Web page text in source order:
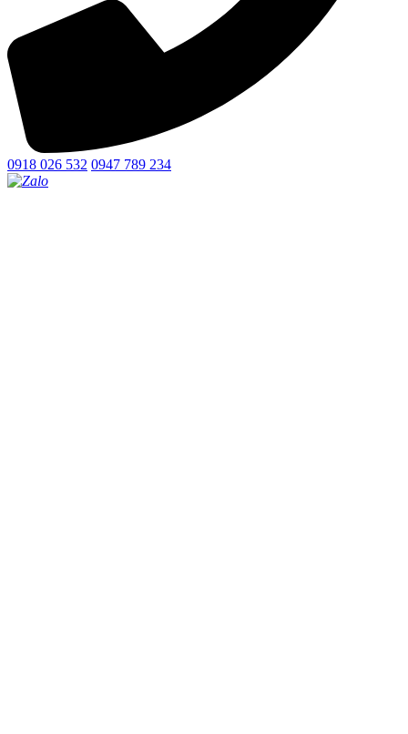
0918 026 532 0947 789 234